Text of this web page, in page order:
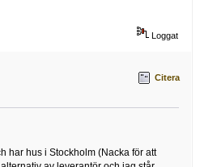
Loggat
Citera
har hus i Stockholm (Nacka för att